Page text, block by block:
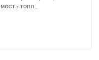
топл..